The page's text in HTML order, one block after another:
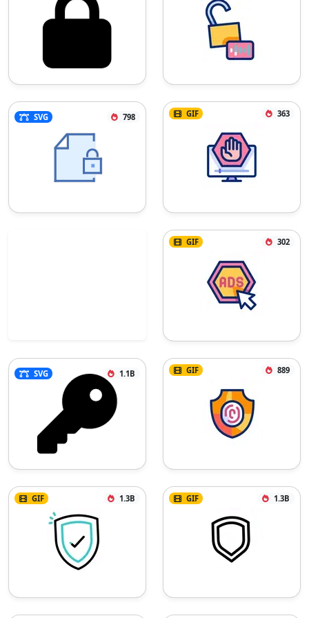
SVG 798 GIF 363
GIF 302
SVG 1.1B GIF 889
GIF 1.3B GIF 1.3B